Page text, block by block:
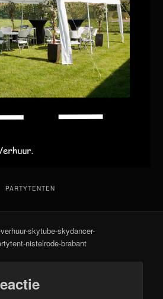
PARTYTENTEN
skytube-skydancer-
nistelrode-brabant